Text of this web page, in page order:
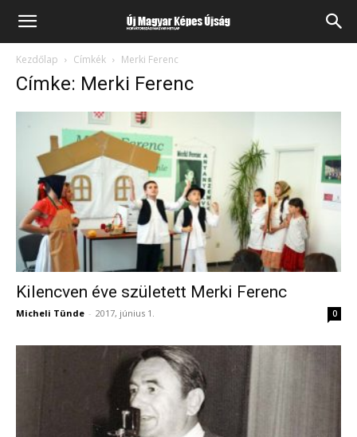
Kezdőlap Címkék Merki Ferenc
Címke: Merki Ferenc
Kilencven éve született Merki Ferenc
Micheli Tünde - 2017, június 1. 0